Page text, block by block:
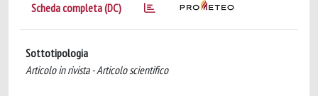
Scheda completa (DC)
Sottotipologia
Articolo in rivista - Articolo scientifico